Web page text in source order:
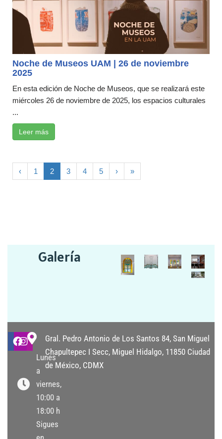
Noche de Museos UAM | 26 de noviembre
2025
En esta edición de Noche de Museos, que se realizará este
miércoles 26 de noviembre de 2025, los espacios culturales
...
Leer más
‹ 1 2 3 4 5 › »
Galería
Lunes
a
viernes,
10:00 a
18:00 h
Sigues
Gral. Pedro Antonio de Los Santos 84, San Miguel
Chapultepec I Secc, Miguel Hidalgo, 11850 Ciudad
de México, CDMX